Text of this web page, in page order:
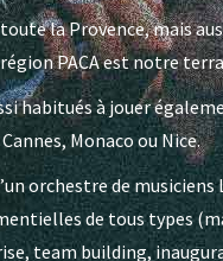
la Provence, mais
PACA est notre
habitués à jouer
Monaco ou Nice.
orchestre de
de tous types
team building,